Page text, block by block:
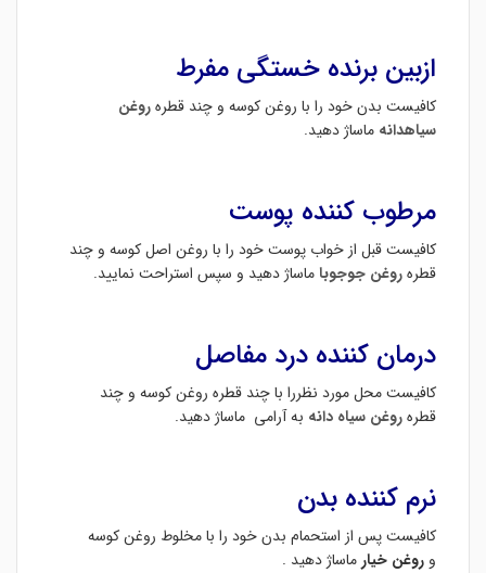
ازبین برنده خستگی مفرط
کافیست بدن خود را با روغن کوسه و چند قطرهروغن
سیاهدانه ماساژ دهید.
مرطوب کننده پوست
کافیست قبل از خواب پوست خود را با روغن اصل کوسه و چند
قطرهروغن جوجوبا ماساژ دهید و سپس استراحت نمایید.
درمان کننده درد مفاصل
کافیست محل مورد نظررا با چند قطره روغن کوسه و چند
قطرهروغن سیاه دانه به آرامی ماساژ دهید.
نرم کننده بدن
کافیست پس از استحمام بدن خود را با مخلوط روغن کوسه
و روغن خیار ماساژ دهید .